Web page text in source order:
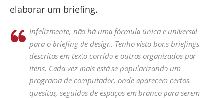
elaborar um briefing.
Infelizmente, não há uma fórmula única e universal
para o briefing de design. Tenho visto bons briefings
descritos em texto corrido e outros organizados por
itens. Cada vez mais está se popularizando um
programa de computador, onde aparecem certos
quesitos, seguidos de espaços em branco para serem